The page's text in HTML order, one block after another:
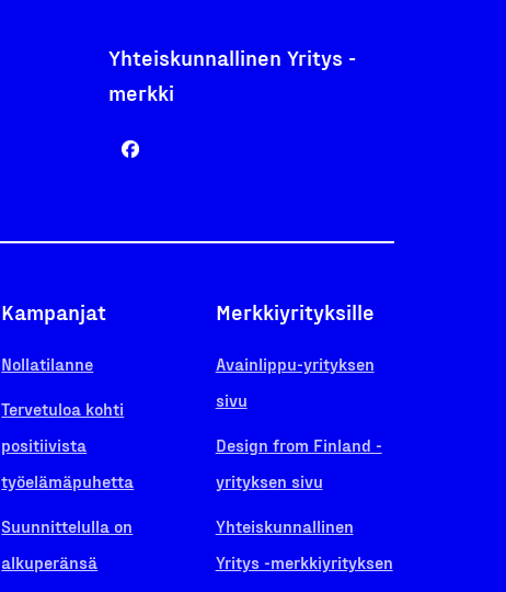
Yhteiskunnallinen Yritys -
merkki
Kampanjat
Nollatilanne
Tervetuloa kohti
positiivista
työelämäpuhetta
Suunnittelulla on
alkuperänsä
Merkkiyrityksille
Avainlippu-yrityksen
sivu
Design from Finland -
yrityksen sivu
Yhteiskunnallinen
Yritys -merkkiyrityksen